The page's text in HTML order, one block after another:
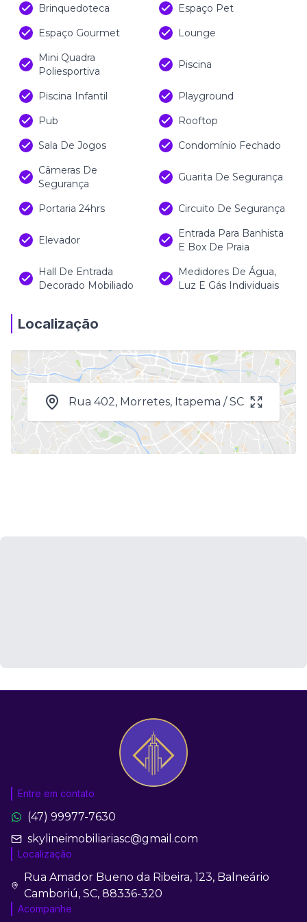
(Os valores estão sujeitos à alteração sem aviso
prévio)
Brinquedoteca
Espaço Pet
Espaço Gourmet
Lounge
Mini Quadra
Poliesportiva
Piscina
Piscina Infantil
Playground
Pub
Rooftop
Sala De Jogos
Condomínio Fechado
Câmeras De
Segurança
Guarita De Segurança
Portaria 24hrs Circuito De Segurança
Elevador
Entrada Para Banhista
E Box De Praia
Hall De Entrada
Decorado Mobiliado
Medidores De Água,
Luz E Gás Individuais
Localização
Rua 402, Morretes, Itapema / SC
Entre em contato
(47) 99977-7630
skylineimobiliariasc@gmail.com
Localização
Rua Amador Bueno da Ribeira, 123, Balneário
Camboriú, SC, 88336-320
Acompanhe